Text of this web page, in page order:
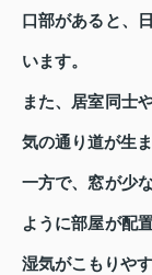
口部があると、
います。
また、居室同士
気の通り道が生
一方で、窓が少
ように部屋が配
湿気がこもりや